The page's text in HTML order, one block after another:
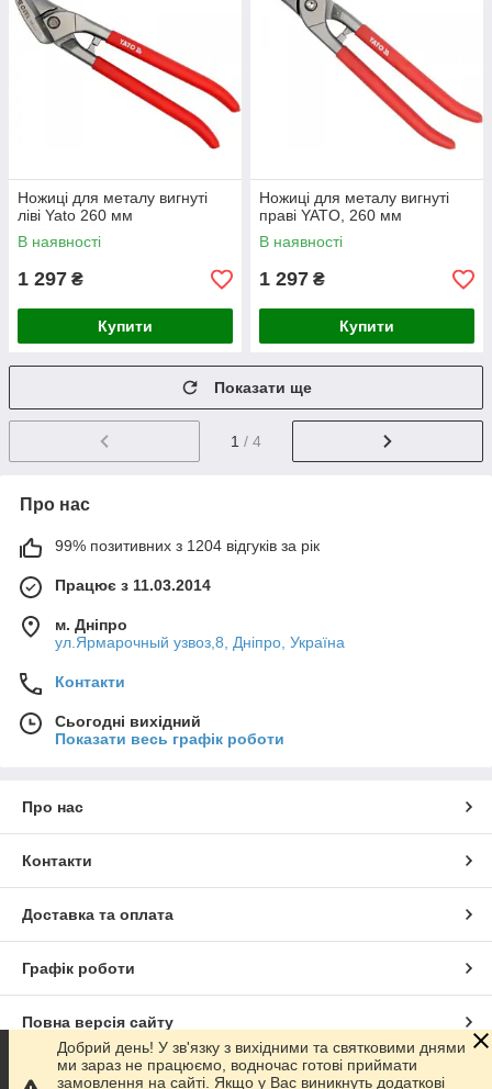
Ножиці для металу вигнуті
ліві Yato 260 мм
В наявності
1 297 ₴
Купити
Ножиці для металу вигнуті
праві YATO, 260 мм
В наявності
1 297 ₴
Купити
Показати ще
1 / 4
Про нас
99% позитивних з 1204 відгуків за рік
Працює з 11.03.2014
м. Дніпро
ул.Ярмарочный узвоз,8, Дніпро, Україна
Контакти
Сьогодні вихідний
Показати весь графік роботи
Про нас
Контакти
Доставка та оплата
Графік роботи
Повна версія сайту
Сайт створено на маркетплейсіProm.ua
Добрий день! У зв'язку з вихідними та святковими днями
ми зараз не працюємо, водночас готові приймати
замовлення на сайті. Якщо у Вас виникнуть додаткові